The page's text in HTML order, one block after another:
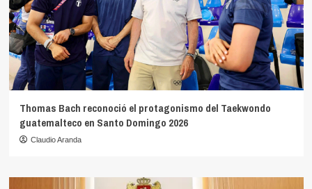
Thomas Bach reconoció el protagonismo del Taekwondo
guatemalteco en Santo Domingo 2026
Claudio Aranda